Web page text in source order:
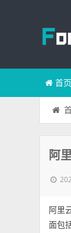
首页
阿
阿里
面包